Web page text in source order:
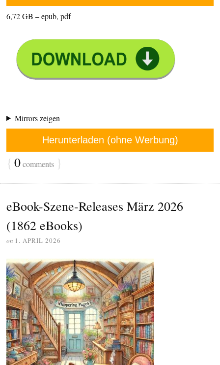
6,72 GB – epub, pdf
Mirrors zeigen
Herunterladen (ohne Werbung)
{ 0comments }
eBook-Szene-Releases März 2026
(1862 eBooks)
on 1. APRIL 2026